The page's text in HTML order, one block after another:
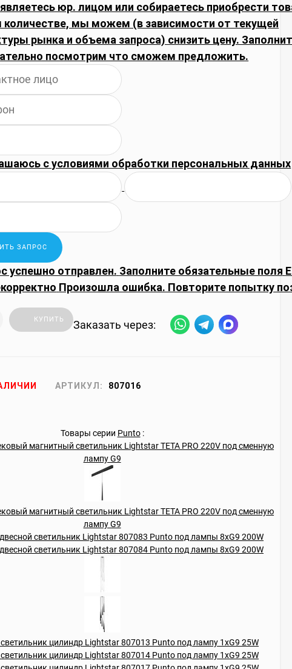
юр. лицом или собираетесь приобрести
количестве, мы можем (в зависимости от текущей
рынка и объема запроса) снизить цену.
посмотрим что сможем предложить.
сусловиями обработки персональных данных
успешно отправлен. Заполните обязательные поля
Произошла ошибка. Повторите попытку
КУПИТЬ Заказать через:
АРТИКУЛ: 807016
Товары серии Punto: